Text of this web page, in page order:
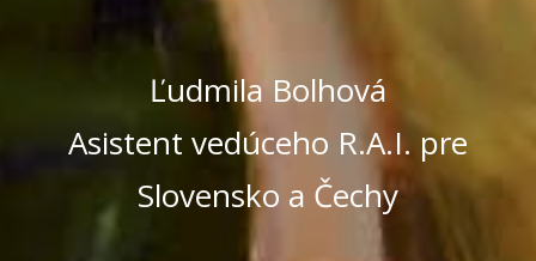
Ľudmila Bolhová
Asistent vedúceho R.A.I. pre
Slovensko a Čechy